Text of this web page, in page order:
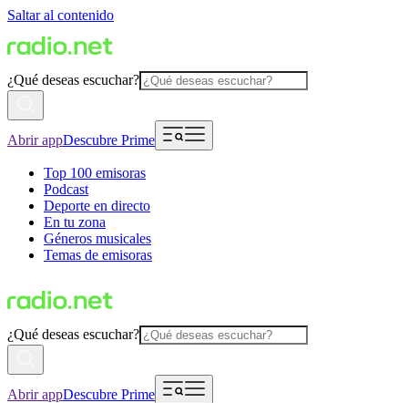
Saltar al contenido
¿Qué deseas escuchar?
Abrir appDescubre Prime
Top 100 emisoras
Podcast
Deporte en directo
En tu zona
Géneros musicales
Temas de emisoras
¿Qué deseas escuchar?
Abrir appDescubre Prime